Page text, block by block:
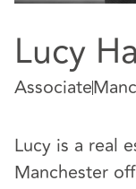
Lucy
Associate
Lucy is a real
Manchester